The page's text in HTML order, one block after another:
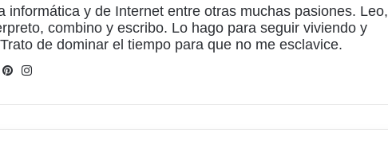
informática y de Internet entre otras muchas pasiones. Leo,
combino y escribo. Lo hago para seguir viviendo y
de dominar el tiempo para que no me esclavice.
LinkedInPinterest